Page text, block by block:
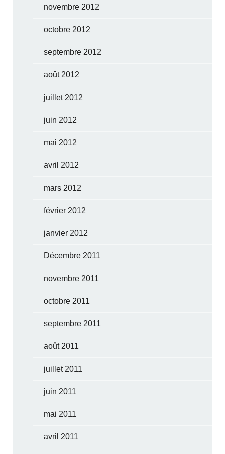
novembre 2012
octobre 2012
septembre 2012
août 2012
juillet 2012
juin 2012
mai 2012
avril 2012
mars 2012
février 2012
janvier 2012
Décembre 2011
novembre 2011
octobre 2011
septembre 2011
août 2011
juillet 2011
juin 2011
mai 2011
avril 2011